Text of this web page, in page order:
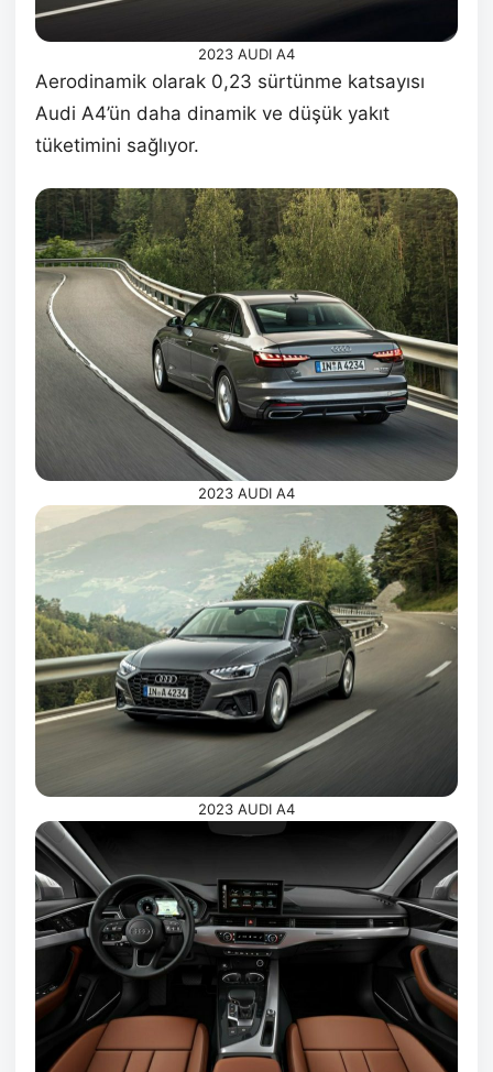
2023 AUDI A4
Aerodinamik olarak 0,23 sürtünme katsayısı
Audi A4’ün daha dinamik ve düşük yakıt
tüketimini sağlıyor.
2023 AUDI A4
2023 AUDI A4